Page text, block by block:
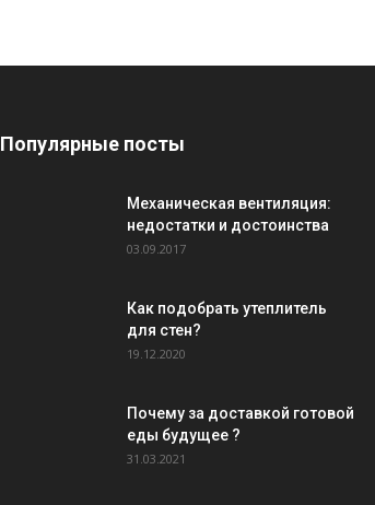
Популярные посты
Механическая вентиляция:
недостатки и достоинства
03.09.2017
Как подобрать утеплитель
для стен?
19.12.2020
Почему за доставкой готовой
еды будущее ?
31.03.2021